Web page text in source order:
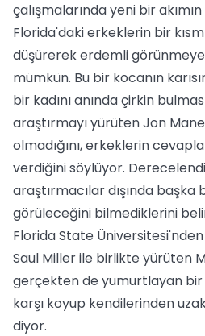
çalışmalarında yeni bir
Florida'daki erkeklerin bir
düşürerek erdemli görünmeye
mümkün. Bu bir kocanın
bir kadını anında çirkin
araştırmayı yürüten Jon
olmadığını, erkeklerin
verdiğini söylüyor.
araştırmacılar dışında başka
görüleceğini bilmediklerini
Florida State
Saul Miller ile birlikte yürüten
gerçekten de yumurtlayan bir
karşı koyup kendilerinden
diyor.